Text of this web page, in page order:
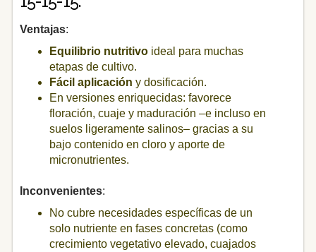
Ventajas:
Equilibrio nutritivoideal para muchas
etapas de cultivo.
Fácil aplicación y dosificación.
En versiones enriquecidas: favorece
floración, cuaje y maduración –e incluso en
suelos ligeramente salinos– gracias a su
bajo contenido en cloro y aporte de
micronutrientes.
Inconvenientes:
No cubre necesidades específicas de un
solo nutriente en fases concretas (como
crecimiento vegetativo elevado, cuajados